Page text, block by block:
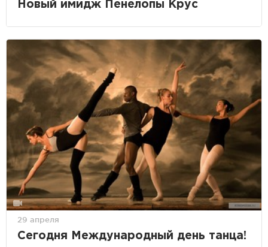
Новый имидж Пенелопы Крус
29 апреля
Сегодня Международный день танца!